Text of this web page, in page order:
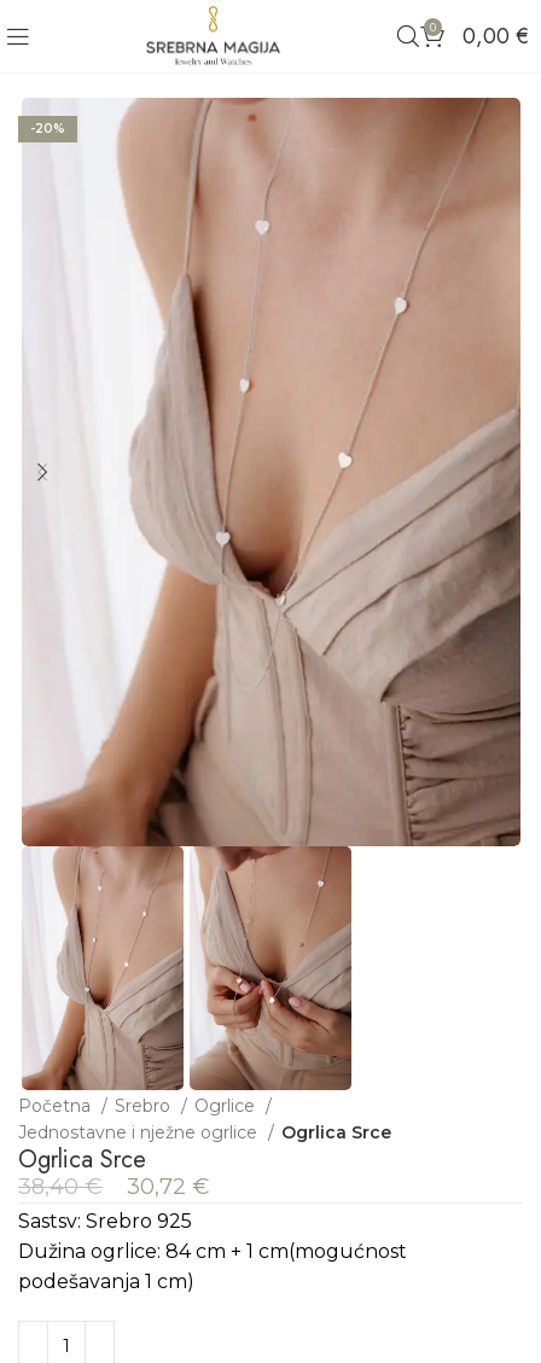
0 0,00 €
-20%
Početna Srebro
Ogrlice
Jednostavne i nježne ogrlice
Ogrlica Srce
Ogrlica Srce
38,40€ 30,72 €
Sastsv: Srebro 925
Dužina ogrlice: 84 cm + 1 cm(mogućnost
podešavanja 1 cm)